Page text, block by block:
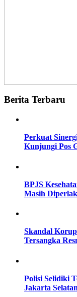
Berita Terbaru
Perkuat
Kunjungi Pos
BPJS
Masih
Skandal
Tersangka
Polisi Selidiki
Jakarta Selatan